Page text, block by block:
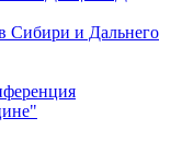
Сибири и Дальнего